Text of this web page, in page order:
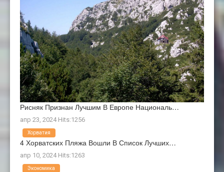
Рисняк Признан Лучшим В Европе Националь…
апр 23, 2024 Hits:1256
4 Хорватских Пляжа Вошли В Список Лучших…
апр 10, 2024 Hits:1263
Хорватия
Экономика